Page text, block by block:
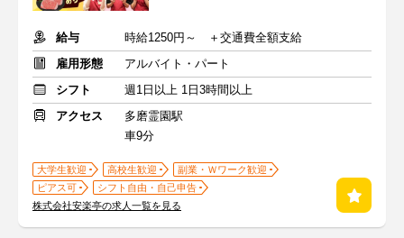
給与
時給1250円～ ＋交通費全額支給
雇用形態
アルバイト・パート
シフト
週1日以上 1日3時間以上
アクセス
多磨霊園駅
車9分
大学生歓迎 高校生歓迎
副業・Ｗワーク歓迎
ピアス可
シフト自由・自己申告
株式会社安楽亭の求人一覧を見る